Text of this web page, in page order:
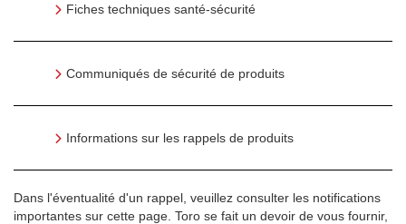
Fiches techniques santé-sécurité
Communiqués de sécurité de produits
Informations sur les rappels de produits
Dans l'éventualité d'un rappel, veuillez consulter les notifications
importantes sur cette page. Toro se fait un devoir de vous fournir,